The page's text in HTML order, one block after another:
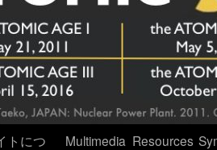
トにつ
Multimedia Resources